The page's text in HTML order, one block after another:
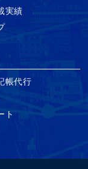
実績
帳代行
ト